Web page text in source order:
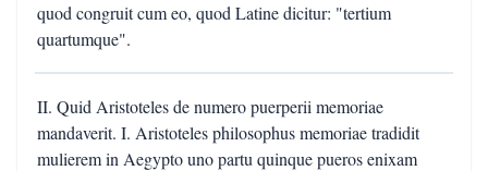
quod congruit cum eo, quod Latine dicitur: "tertium
quartumque".
II. Quid Aristoteles de numero puerperii memoriae
mandaverit. I. Aristoteles philosophus memoriae tradidit
mulierem in Aegypto uno partu quinque pueros enixam